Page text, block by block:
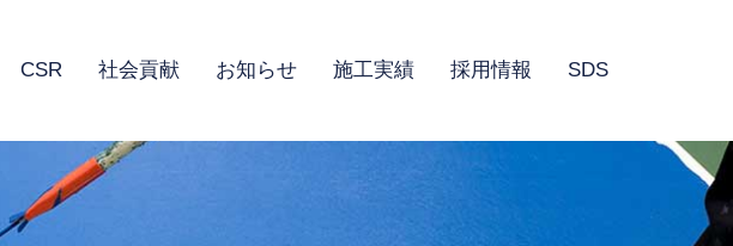
CSR 社会貢献 お知らせ 施工実績 採用情報 SDS